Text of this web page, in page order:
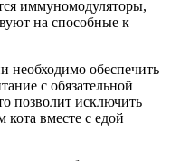
иммуномодуляторы,
на способные к
необходимо обеспечить
с обязательной
позволит исключить
вместе с едой